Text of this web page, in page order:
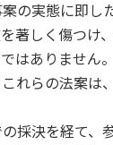
の実態に即し
著しく傷つけ
はありません
れらの法案は
採決を経て、